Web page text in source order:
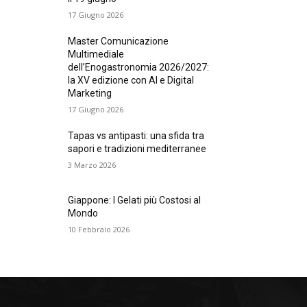
17 Giugno 2026
Master Comunicazione
Multimediale
dell’Enogastronomia 2026/2027:
la XV edizione con AI e Digital
Marketing
17 Giugno 2026
Tapas vs antipasti: una sfida tra
sapori e tradizioni mediterranee
3 Marzo 2026
Giappone: I Gelati più Costosi al
Mondo
10 Febbraio 2026